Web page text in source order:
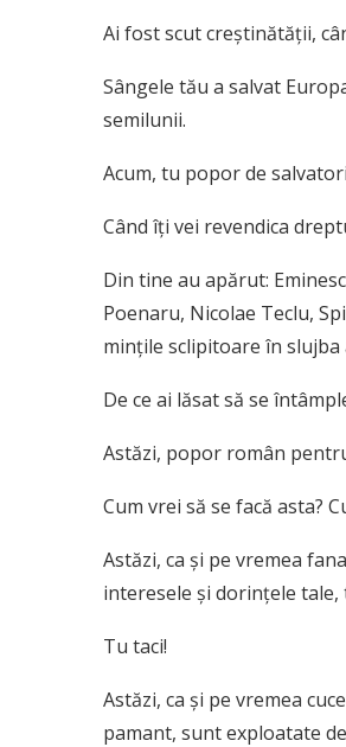
Ai fost scut creștinătății,
Sângele tău a salvat
semilunii.
Acum, tu popor de
Când îți vei revendica
Din tine au apărut:
Poenaru, Nicolae Teclu,
mințile sclipitoare în
De ce ai lăsat să se
Astăzi, popor român
Cum vrei să se facă asta?
Astăzi, ca și pe vremea
interesele și dorințele tale,
Tu taci!
Astăzi, ca și pe vremea
pamant, sunt exploatate